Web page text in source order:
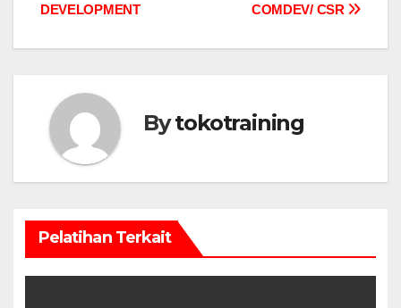
COMDEV/ CSR
DEVELOPMENT
Bytokotraining
Pelatihan Terkait